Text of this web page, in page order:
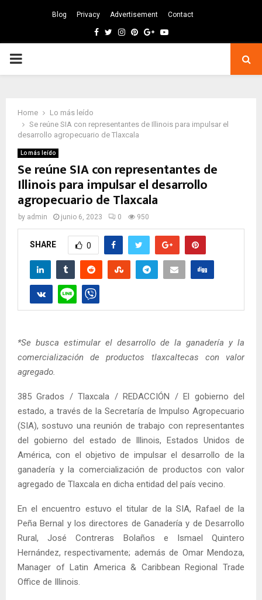
Blog Privacy Advertisement Contact
Facebook
TwitterInstagram
Pinterest
GoogleYoutube
PRIMARY
Home
Lo más leído
Se reúne SIA con representantes de Illinois para impulsar el
desarrollo agropecuario de Tlaxcala
Lo más leído
Se reúne SIA con representantes de
Illinois para impulsar el desarrollo
agropecuario de Tlaxcala
by admin junio 6, 2023 0 950
SHARE 0
*Se busca estimular el desarrollo de la ganadería y la
comercialización de productos tlaxcaltecas con valor
agregado.
385 Grados / Tlaxcala / REDACCIÓN / El gobierno del
estado, a través de la Secretaría de Impulso Agropecuario
(SIA), sostuvo una reunión de trabajo con representantes
del gobierno del estado de Illinois, Estados Unidos de
América, con el objetivo de impulsar el desarrollo de la
ganadería y la comercialización de productos con valor
agregado de Tlaxcala en dicha entidad del país vecino.
En el encuentro estuvo el titular de la SIA, Rafael de la
Peña Bernal y los directores de Ganadería y de Desarrollo
Rural, José Contreras Bolaños e Ismael Quintero
Hernández, respectivamente; además de Omar Mendoza,
Manager of Latin America & Caribbean Regional Trade
Office de Illinois.